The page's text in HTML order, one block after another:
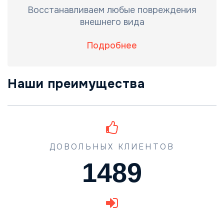
Восстанавливаем любые повреждения
внешнего вида
Подробнее
Наши преимущества
ДОВОЛЬНЫХ КЛИЕНТОВ
1489